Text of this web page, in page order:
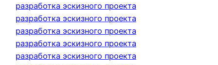
разработка эскизного проекта
разработка эскизного проекта
разработка эскизного проекта
разработка эскизного проекта
разработка эскизного проекта